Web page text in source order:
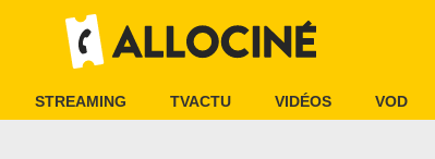
STREAMING TVACTU VIDÉOS VOD